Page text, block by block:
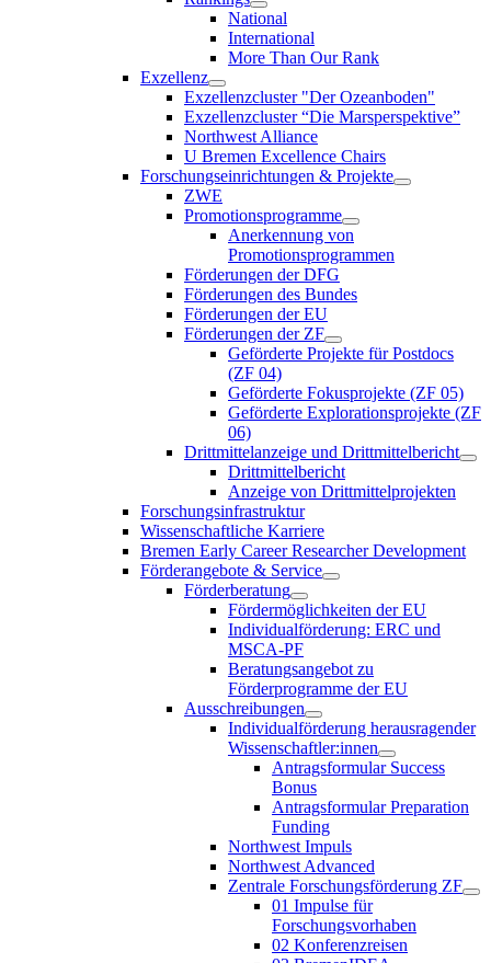
National
International
More Than Our Rank
Exzellenz
Exzellenzcluster "Der Ozeanboden"
Exzellenzcluster “Die Marsperspektive”
Northwest Alliance
U Bremen Excellence Chairs
Forschungseinrichtungen & Projekte
ZWE
Promotionsprogramme
Anerkennung von
Promotionsprogrammen
Förderungen der DFG
Förderungen des Bundes
Förderungen der EU
Förderungen der ZF
Geförderte Projekte für Postdocs
(ZF 04)
Geförderte Fokusprojekte (ZF 05)
Geförderte Explorationsprojekte (ZF
06)
Drittmittelanzeige und Drittmittelbericht
Drittmittelbericht
Anzeige von Drittmittelprojekten
Forschungsinfrastruktur
Wissenschaftliche Karriere
Bremen Early Career Researcher Development
Förderangebote & Service
Förderberatung
Fördermöglichkeiten der EU
Individualförderung: ERC und
MSCA-PF
Beratungsangebot zu
Förderprogramme der EU
Ausschreibungen
Individualförderung herausragender
Wissenschaftler:innen
Antragsformular Success
Bonus
Antragsformular Preparation
Funding
Northwest Impuls
Northwest Advanced
Zentrale Forschungsförderung ZF
01 Impulse für
Forschungsvorhaben
02 Konferenzreisen